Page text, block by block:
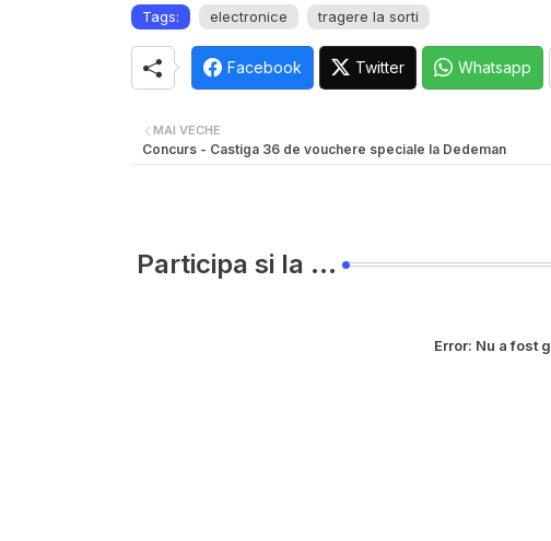
Tags: electronice tragere la sorti
Facebook Twitter Whatsapp
MAI VECHE
Concurs - Castiga 36 de vouchere speciale la Dedeman
Participa si la ...
Error: Nu a fost